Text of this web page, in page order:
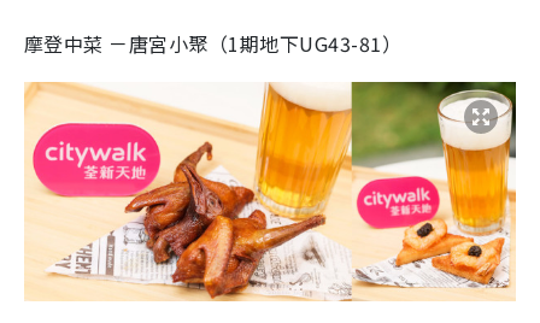
摩登中菜 －唐宮小聚（1期地下UG43-81）